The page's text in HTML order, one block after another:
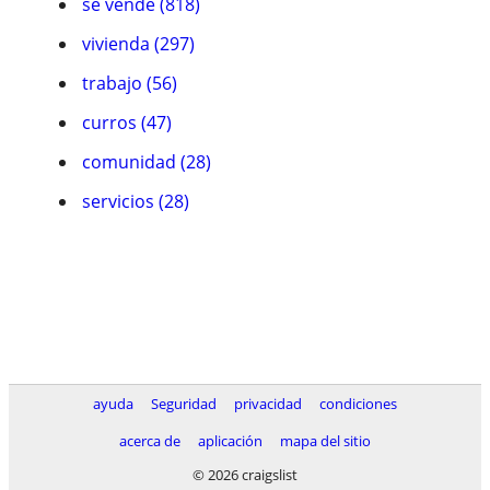
vivienda (297)
trabajo (56)
curros (47)
comunidad (28)
servicios (28)
ayuda Seguridad privacidad
condiciones
acerca de
aplicación
mapa del sitio
© 2026 craigslist